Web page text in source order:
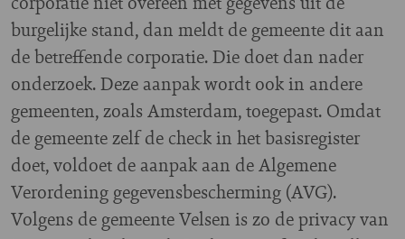
burgelijke stand, dan meldt de gemeente dit aan
de betreffende corporatie. Die doet dan nader
onderzoek. Deze aanpak wordt ook in andere
gemeenten, zoals Amsterdam, toegepast. Omdat
de gemeente zelf de check in het basisregister
doet, voldoet de aanpak aan de Algemene
Verordening gegevensbescherming (AVG).
Volgens de gemeente Velsen is zo de privacy van